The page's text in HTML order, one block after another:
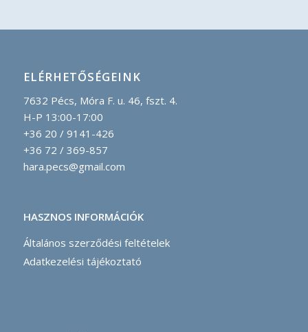
ELÉRHETŐSÉGEINK
7632 Pécs, Móra F. u. 46, fszt. 4.
H-P 13:00-17:00
+36 20 / 9141-426
+36 72 / 369-857
hara.pecs@gmail.com
HASZNOS INFORMÁCIÓK
Általános szerződési feltételek
Adatkezelési tájékoztató